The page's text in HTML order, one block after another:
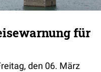
für
den 06. März